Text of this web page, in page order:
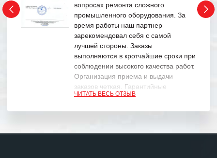
вопросах ремонта сложного
промышленного оборудования. За
время работы наш партнер
зарекомендовал себя с самой
лучшей стороны. Заказы
выполняются в кротчайшие сроки при
соблюдении высокого качества работ.
Организация приема и выдачи
заказов четкая. Гарантийные
обязательства выполняются в
ЧИТАТЬ ВЕСЬ ОТЗЫВ